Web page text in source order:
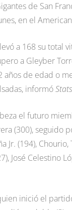
de San
en el
a 168 su total
a Gleyber
años de edad o
informó
el futuro
(300), seguido
Jr. (194), Chourio,
José Celestino
inició el